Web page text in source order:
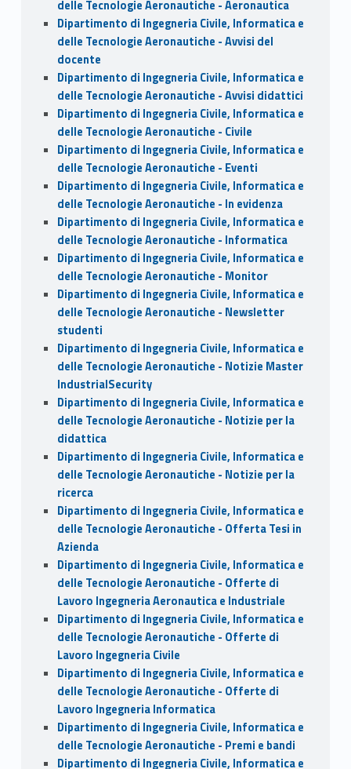
delle Tecnologie Aeronautiche - Aeronautica
Dipartimento di Ingegneria Civile, Informatica e
delle Tecnologie Aeronautiche - Avvisi del
docente
Dipartimento di Ingegneria Civile, Informatica e
delle Tecnologie Aeronautiche - Avvisi didattici
Dipartimento di Ingegneria Civile, Informatica e
delle Tecnologie Aeronautiche - Civile
Dipartimento di Ingegneria Civile, Informatica e
delle Tecnologie Aeronautiche - Eventi
Dipartimento di Ingegneria Civile, Informatica e
delle Tecnologie Aeronautiche - In evidenza
Dipartimento di Ingegneria Civile, Informatica e
delle Tecnologie Aeronautiche - Informatica
Dipartimento di Ingegneria Civile, Informatica e
delle Tecnologie Aeronautiche - Monitor
Dipartimento di Ingegneria Civile, Informatica e
delle Tecnologie Aeronautiche - Newsletter
studenti
Dipartimento di Ingegneria Civile, Informatica e
delle Tecnologie Aeronautiche - Notizie Master
IndustrialSecurity
Dipartimento di Ingegneria Civile, Informatica e
delle Tecnologie Aeronautiche - Notizie per la
didattica
Dipartimento di Ingegneria Civile, Informatica e
delle Tecnologie Aeronautiche - Notizie per la
ricerca
Dipartimento di Ingegneria Civile, Informatica e
delle Tecnologie Aeronautiche - Offerta Tesi in
Azienda
Dipartimento di Ingegneria Civile, Informatica e
delle Tecnologie Aeronautiche - Offerte di
Lavoro Ingegneria Aeronautica e Industriale
Dipartimento di Ingegneria Civile, Informatica e
delle Tecnologie Aeronautiche - Offerte di
Lavoro Ingegneria Civile
Dipartimento di Ingegneria Civile, Informatica e
delle Tecnologie Aeronautiche - Offerte di
Lavoro Ingegneria Informatica
Dipartimento di Ingegneria Civile, Informatica e
delle Tecnologie Aeronautiche - Premi e bandi
Dipartimento di Ingegneria Civile, Informatica e